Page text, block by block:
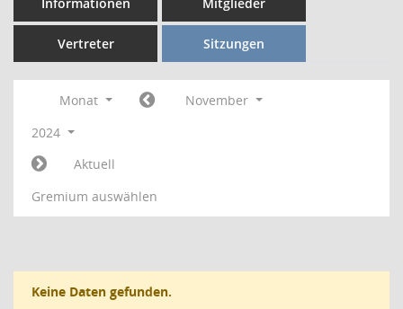
Vertreter Sitzungen
Monat
November
2024
Aktuell
Gremium auswählen
Keine Daten gefunden.